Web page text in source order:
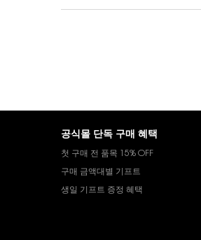
공식몰 단독 구매 혜택
첫 구매 전 품목 15% OFF
구매 금액대별 기프트
생일 기프트 증정 혜택